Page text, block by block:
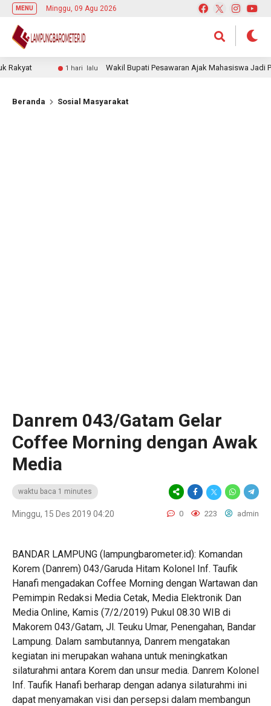
MENU Minggu, 09 Agu 2026
1 hari lalu Wakil Bupati Pesawaran Ajak Mahasiswa Jadi
Beranda Sosial Masyarakat
Danrem 043/Gatam Gelar
Coffee Morning dengan Awak
Media
waktu baca 1 minutes
Minggu, 15 Des 2019 04:20 0 223 admin
BANDAR LAMPUNG (lampungbarometer.id): Komandan
Korem (Danrem) 043/Garuda Hitam Kolonel Inf. Taufik
Hanafi mengadakan Coffee Morning dengan Wartawan dan
Pemimpin Redaksi Media Cetak, Media Elektronik Dan
Media Online, Kamis (7/2/2019) Pukul 08.30 WIB di
Makorem 043/Gatam, Jl. Teuku Umar, Penengahan, Bandar
Lampung. Dalam sambutannya, Danrem mengatakan
kegiatan ini merupakan wahana untuk meningkatkan
silaturahmi antara Korem dan unsur media. Danrem Kolonel
Inf. Taufik Hanafi berharap dengan adanya silaturahmi ini
dapat menyamakan visi dan persepsi dalam membangun